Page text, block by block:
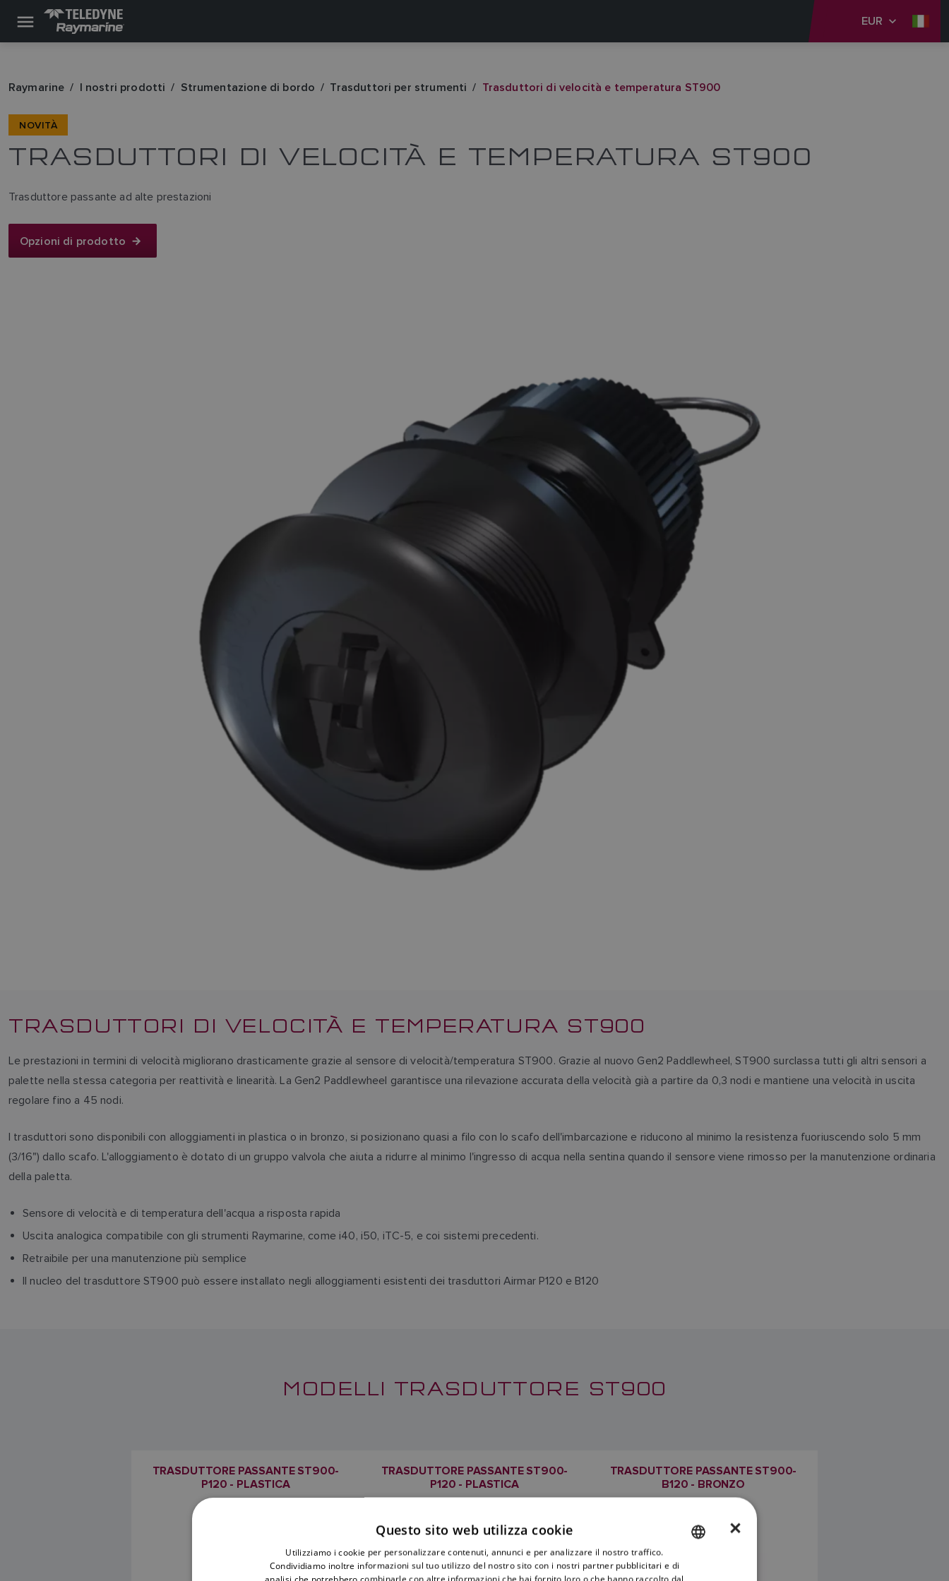
EUR
Raymarine I nostri prodotti Strumentazione di bordo Trasduttori per strumenti Trasduttori di velocità e temperatura ST900
NOVITÀ
TRASDUTTORI DI VELOCITÀ E TEMPERATURA ST900
Trasduttore passante ad alte prestazioni
Opzioni di prodotto
TRASDUTTORI DI VELOCITÀ E TEMPERATURA ST900
Le prestazioni in termini di velocità migliorano drasticamente grazie al sensore di velocità/temperatura ST900. Grazie al nuovo Gen2 Paddlewheel, ST900 surclassa tutti gli altri sensori a
palette nella stessa categoria per reattività e linearità. La Gen2 Paddlewheel garantisce una rilevazione accurata della velocità già a partire da 0,3 nodi e mantiene una velocità in uscita
regolare fino a 45 nodi.
I trasduttori sono disponibili con alloggiamenti in plastica o in bronzo, si posizionano quasi a filo con lo scafo dell'imbarcazione e riducono al minimo la resistenza fuoriuscendo solo 5 mm
(3/16") dallo scafo. L'alloggiamento è dotato di un gruppo valvola che aiuta a ridurre al minimo l'ingresso di acqua nella sentina quando il sensore viene rimosso per la manutenzione ordinaria
della paletta.
Sensore di velocità e di temperatura dell'acqua a risposta rapida
Uscita analogica compatibile con gli strumenti Raymarine, come i40, i50, iTC-5, e coi sistemi precedenti.
Retraibile per una manutenzione più semplice
Il nucleo del trasduttore ST900 può essere installato negli alloggiamenti esistenti dei trasduttori Airmar P120 e B120
MODELLI TRASDUTTORE ST900
TRASDUTTORE PASSANTE ST900-
P120 - PLASTICA
SKU: E70673
TRASDUTTORE PASSANTE ST900-
P120 - PLASTICA
SKU: E70674
TRASDUTTORE PASSANTE ST900-
B120 - BRONZO
SKU: E70686
×
Questo sito web utilizza cookie
Utilizziamo i cookie per personalizzare contenuti, annunci e per analizzare il nostro traffico.
Condividiamo inoltre informazioni sul tuo utilizzo del nostro sito con i nostri partner pubblicitari e di